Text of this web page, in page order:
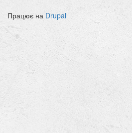
Працює на Drupal